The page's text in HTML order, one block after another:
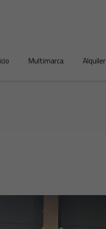
Multimarca Alquiler